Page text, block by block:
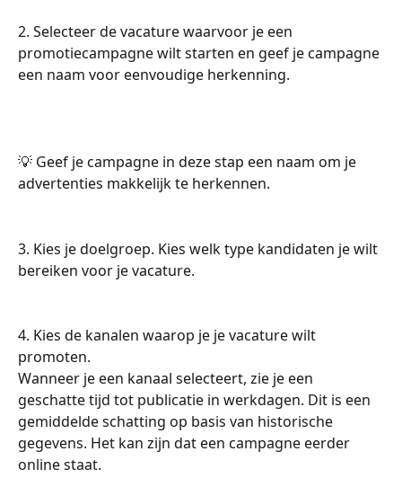
2. Selecteer de vacature waarvoor je een
promotiecampagne wilt starten en geef je campagne
een naam voor eenvoudige herkenning.
💡 Geef je campagne in deze stap een naam om je
advertenties makkelijk te herkennen.
3. Kies je doelgroep. Kies welk type kandidaten je wilt
bereiken voor je vacature.
4. Kies de kanalen waarop je je vacature wilt
promoten.
Wanneer je een kanaal selecteert, zie je een
geschatte tijd tot publicatie in werkdagen. Dit is een
gemiddelde schatting op basis van historische
gegevens. Het kan zijn dat een campagne eerder
online staat.